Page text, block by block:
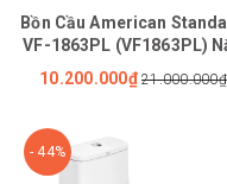
Bồn Cầu American
VF-1863PL (VF1863PL)
Rửa Điện Tử WP-7SL1
10.200.000₫ 21.000.000₫
- 44%